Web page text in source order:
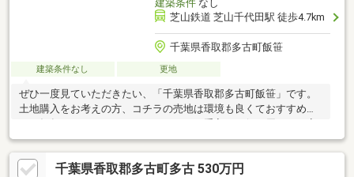
建築条件なし
芝山鉄道 芝山千代田駅 徒歩4.7km
千葉県香取郡多古町飯笹
建築条件なし 更地
ぜひ一度見ていただきたい、「千葉県香取郡多古町飯笹」です。
土地購入をお考えの方、コチラの売地は環境も良くておすすめで
す。毎年メンテナンスをしていたので、手入れが行き届いた、安
心の土地です。土地面積は1
千葉県香取郡多古町多古 530万円